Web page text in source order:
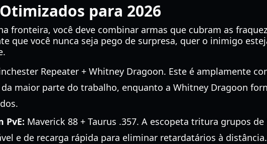
para 2026
fronteira, você deve combinar armas que cubram as
que você nunca seja pego de surpresa, quer o inimigo
Repeater + Whitney Dragoon. Este é amplamente
maior parte do trabalho, enquanto a Whitney Dragoon
PvE: Maverick 88 + Taurus .357. A escopeta tritura grupos
e de recarga rápida para eliminar retardatários à distância.